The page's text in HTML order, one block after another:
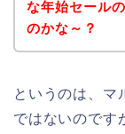
な年始セール
のかな～？
というのは、マ
ではないのです